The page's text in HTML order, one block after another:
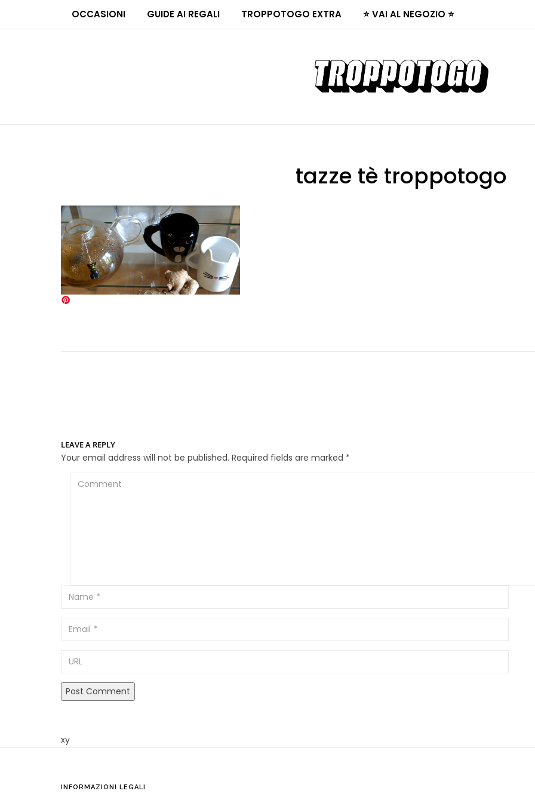
OCCASIONI GUIDE AI REGALI TROPPOTOGO EXTRA ⭐ VAI AL NEGOZIO ⭐
tazze tè troppotogo
LEAVE A REPLY
Your email address will not be published. Required fields are marked *
Comment
Email
xy
INFORMAZIONI LEGALI